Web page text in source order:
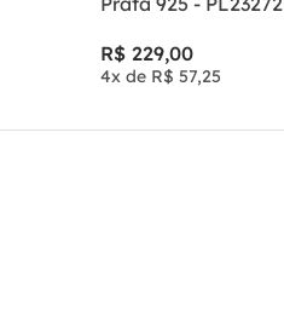
R$ 229,00
4x de R$ 57,25